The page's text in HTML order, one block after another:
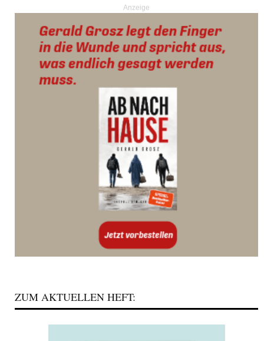
Anzeige
ZUM AKTUELLEN HEFT: